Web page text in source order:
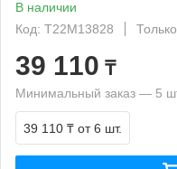
В наличии
Код: T22M13828
39 110 ₸
Минимальный заказ — 5
39 110 ₸ от 6 шт.